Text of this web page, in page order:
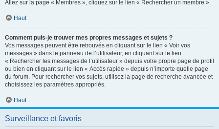
Allez sur la page « Membres », cliquez sur le lien « Rechercher un membre ».
Haut
Comment puis-je trouver mes propres messages et sujets ?
Vos messages peuvent être retrouvés en cliquant sur le lien « Voir vos
messages » dans le panneau de l’utilisateur, en cliquant sur le lien
« Rechercher les messages de l’utilisateur » depuis votre propre page de profil
ou bien en cliquant sur le lien « Accès rapide » depuis n’importe quelle page
du forum. Pour rechercher vos sujets, utilisez la page de recherche avancée et
choisissez les paramètres appropriés.
Haut
Surveillance et favoris